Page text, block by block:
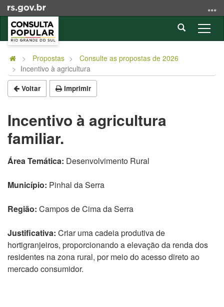
para
conteúdo
para
menu
para
busca
a
Abrir
a
Início
conteúdo
Propostas
Consulte as propostas de 2026
Incentivo à agricultura
Voltar Imprimir
Incentivo à agricultura
familiar.
Área Temática: Desenvolvimento Rural
Município: Pinhal da Serra
Região: Campos de Cima da Serra
Justificativa: Criar uma cadeia produtiva de
hortigranjeiros, proporcionando a elevação da renda dos
residentes na zona rural, por meio do acesso direto ao
mercado consumidor.